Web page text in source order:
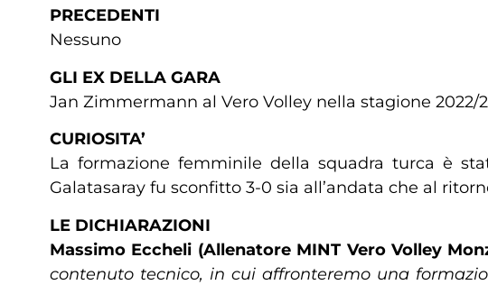
PRECEDENTI
Nessuno
GLI EX DELLA GARA
Jan Zimmermann al Vero Volley nella stagione 2022/
CURIOSITA’
La formazione femminile della squadra turca è
Galatasaray fu sconfitto 3-0 sia all’andata che al
LE DICHIARAZIONI
Massimo Eccheli (Allenatore MINT Vero Volley
contenuto tecnico, in cui affronteremo una